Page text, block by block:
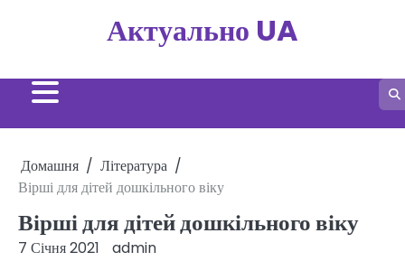
Актуально UA
Домашня
Література
Вірші для дітей дошкільного віку
Вірші для дітей дошкільного віку
7 Січня 2021 admin